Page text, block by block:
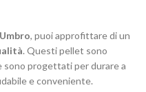
, puoi approfittare di un
. Questi pellet sono
sono progettati per durare a
e conveniente.